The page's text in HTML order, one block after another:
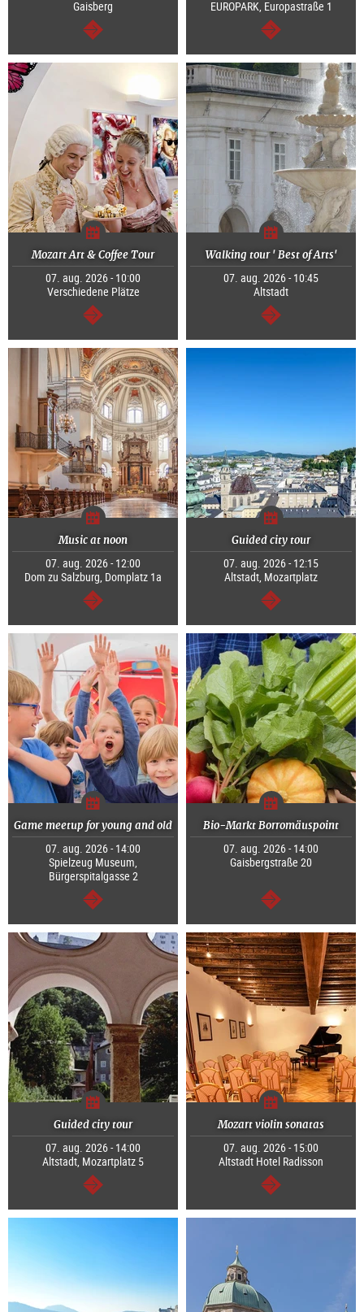
Gaisberg
Tovább
EUROPARK, Europastraße 1
Tovább
Mozart Art & Coffee Tour
07. aug. 2026 - 10:00
Verschiedene Plätze
Tovább
Walking tour ' Best of Arts'
07. aug. 2026 - 10:45
Altstadt
Tovább
Music at noon
07. aug. 2026 - 12:00
Dom zu Salzburg, Domplatz 1a
Tovább
Guided city tour
07. aug. 2026 - 12:15
Altstadt, Mozartplatz
Tovább
Game meetup for young and old
07. aug. 2026 - 14:00
Spielzeug Museum,
Bürgerspitalgasse 2
Tovább
Bio-Markt Borromäuspoint
07. aug. 2026 - 14:00
Gaisbergstraße 20
Tovább
Guided city tour
07. aug. 2026 - 14:00
Altstadt, Mozartplatz 5
Tovább
Mozart violin sonatas
07. aug. 2026 - 15:00
Altstadt Hotel Radisson
Tovább